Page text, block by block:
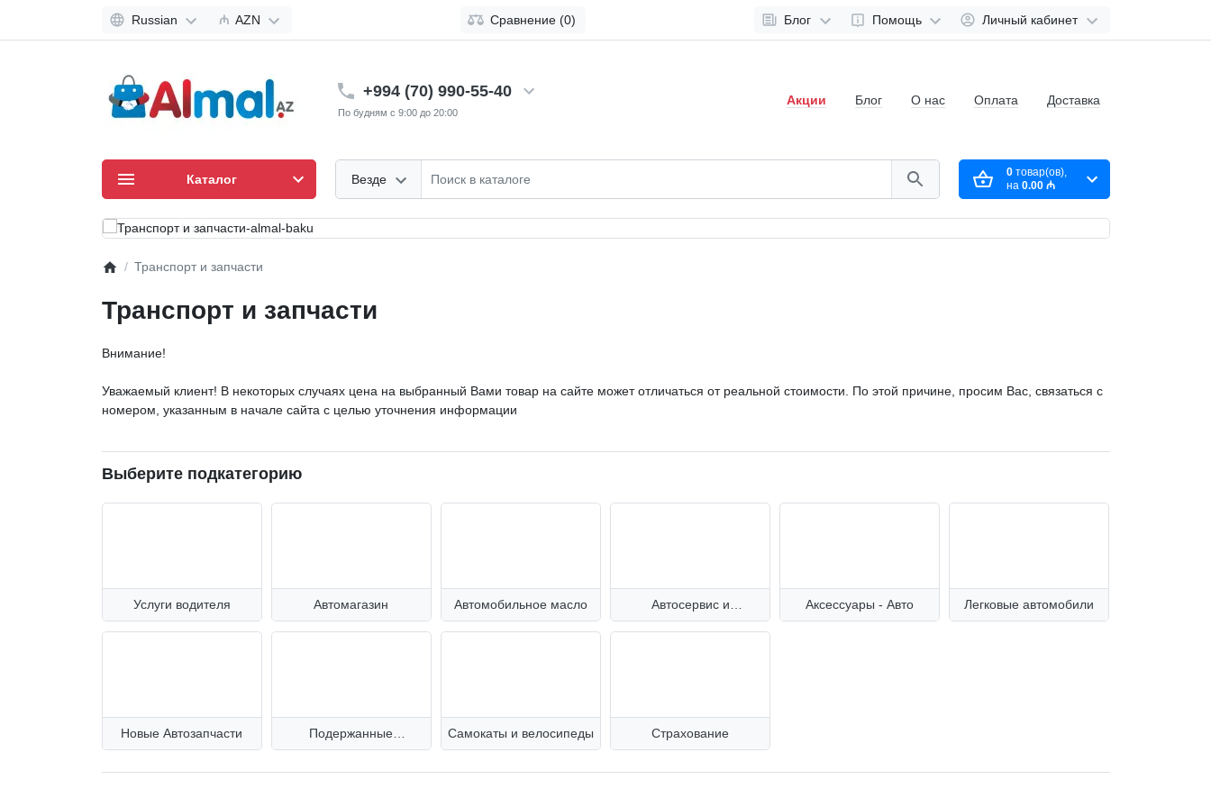
Russian ₼ AZN Сравнение (0) Блог Помощь Личный кабинет
+994 (70) 990-55-40
По будням с 9:00 до 20:00
Везде
Акции Блог О нас Оплата Доставка
0товар(ов),
на 0.00 ₼
Каталог
Транспорт и запчасти
Транспорт и запчасти
Внимание!
Уважаемый клиент! В некоторых случаях цена на выбранный Вами товар на сайте может отличаться от реальной стоимости. По этой причине, просим Вас, связаться с
номером, указанным в начале сайта с целью уточнения информации
Выберите подкатегорию
Услуги водителя Автомагазин Автомобильное масло
Автосервис и
диагностика
Аксессуары - Aвто Легковые автомобили
Новые Автозапчасти
Подержанные
автозапчасти
Самокаты и велосипеды Страхование